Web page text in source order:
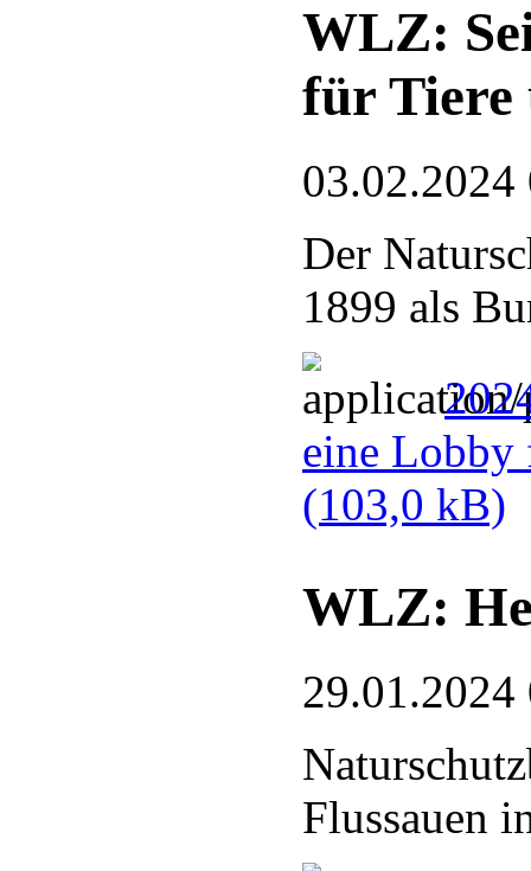
WLZ:
für Tiere
03.02.2024
Der
1899 als
eine Lobby
(103,0 kB)
WLZ:
29.01.2024
Flussauen